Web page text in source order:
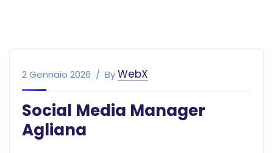
2 Gennaio 2026 ByWebX
Social Media Manager
Agliana